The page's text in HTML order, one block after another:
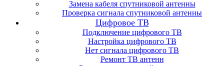
Замена кабеля спутниковой антенны
Проверка сигнала спутниковой антенны
Цифровое ТВ
Подключение цифрового ТВ
Настройка цифрового ТВ
Нет сигнала цифрового ТВ
Ремонт ТВ антенн